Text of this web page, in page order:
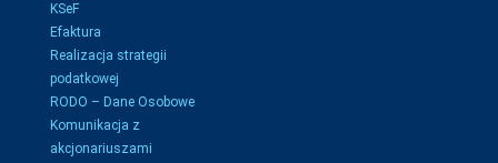
KSeF
Efaktura
Realizacja strategii
podatkowej
RODO – Dane Osobowe
Komunikacja z
akcjonariuszami